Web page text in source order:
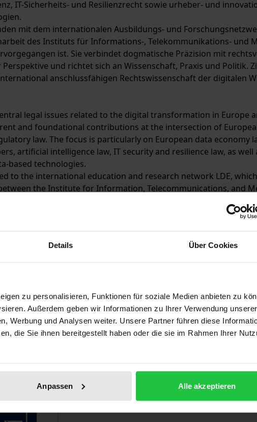
Details Über Cookies
zu personalisieren, Funktionen für soziale Medien anbieten zu
Außerdem geben wir Informationen zu Ihrer Verwendung unserer
Werbung und Analysen weiter. Unsere Partner führen diese
die Sie ihnen bereitgestellt haben oder die sie im Rahmen Ihrer
Anpassen Alle akzeptieren
IT-Sicherheits- und Resilienzrecht sowie urheber- und
mit dem internationalen Ausbildungs- und
des Instituts für Informations-, Telekommunikations- und
ist. Sie verbindet dogmatische Präzision mit
und richtet sich an Wissenschaft, Praxis und Politik.
anschlussfähigen Rechtswissenschaft der digitalen
legal issues related to the digital transformation in Europe
and foundational contributions at the intersection of
law. The focus is particularly on European data economy
artificial intelligence law, IT security and resilience law, as
based technologies.
to the international education and research network LDE,
the Institute for Information, Telecommunications, and
doctrinal precision with a comparative law and governance-
policy. The goal is to sustainably promote the development of